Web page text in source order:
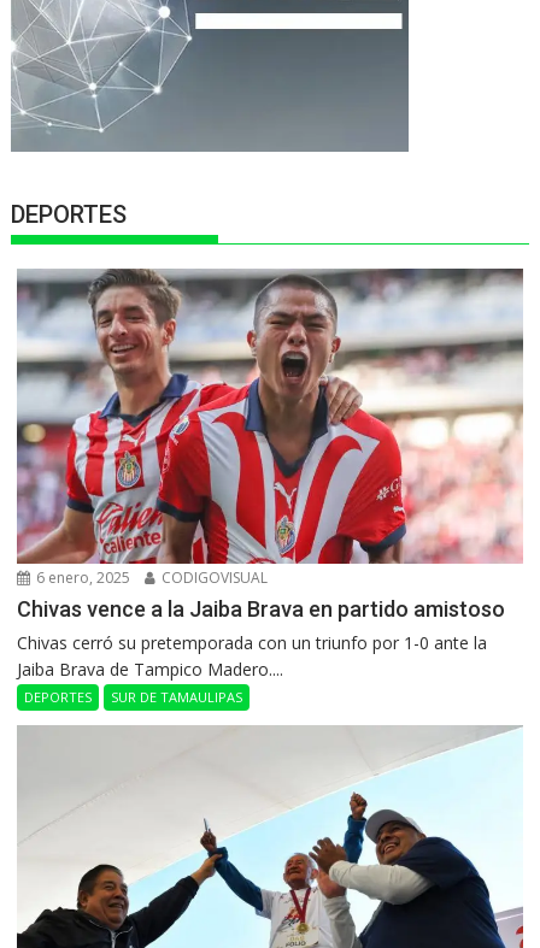
DEPORTES
6 enero, 2025 CODIGOVISUAL
Chivas vence a la Jaiba Brava en partido amistoso
Chivas cerró su pretemporada con un triunfo por 1-0 ante la
Jaiba Brava de Tampico Madero....
DEPORTES SUR DE TAMAULIPAS